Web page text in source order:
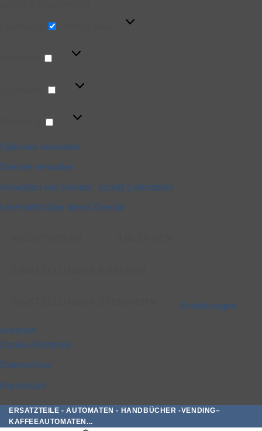
Vorlieben
Statistiken
Marketing
Optionen verwalten
Dienste verwalten
Verwalten von {vendor_count}-Lieferanten
Lese mehr über diese Zwecke
Einstellungen
ansehen
Cookie-Richtlinie
Datenschutz
Impressum
Zum
Inhalt
ERSATZTEILE - AUTOMATEN - HANDBÜCHER -VENDING–
KAFFEEAUTOMATEN...